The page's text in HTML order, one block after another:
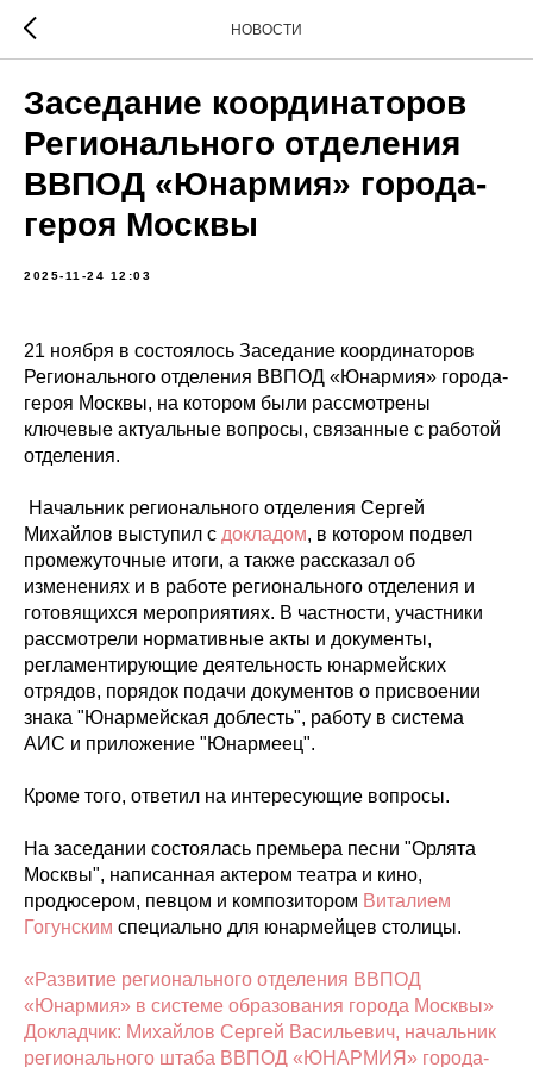
НОВОСТИ
Заседание координаторов
Регионального отделения
ВВПОД «Юнармия» города-
героя Москвы
2025-11-24 12:03
21 ноября в состоялось Заседание координаторов
Регионального отделения ВВПОД «Юнармия» города-
героя Москвы, на котором были рассмотрены
ключевые актуальные вопросы, связанные с работой
отделения.
️ Начальник регионального отделения Сергей
Михайлов выступил с докладом, в котором подвел
промежуточные итоги, а также рассказал об
изменениях и в работе регионального отделения и
готовящихся мероприятиях. В частности, участники
рассмотрели нормативные акты и документы,
регламентирующие деятельность юнармейских
отрядов, порядок подачи документов о присвоении
знака "Юнармейская доблесть", работу в система
АИС и приложение "Юнармеец".
Кроме того, ответил на интересующие вопросы.
На заседании состоялась премьера песни "Орлята
Москвы", написанная актером театра и кино,
продюсером, певцом и композитором Виталием
Гогунским специально для юнармейцев столицы.
«Развитие регионального отделения ВВПОД
«Юнармия» в системе образования города Москвы»
Докладчик: Михайлов Сергей Васильевич, начальник
регионального штаба ВВПОД «ЮНАРМИЯ» города-